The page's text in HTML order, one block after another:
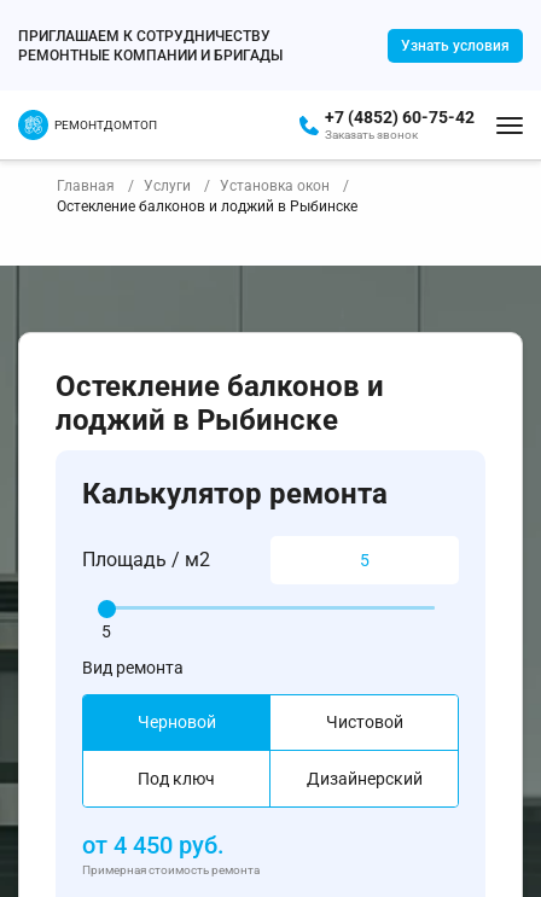
ПРИГЛАШАЕМ К СОТРУДНИЧЕСТВУ
РЕМОНТНЫЕ КОМПАНИИ И БРИГАДЫ
Узнать условия
РЕМОНТДОМТОП +7 (4852) 60-75-42
Заказать звонок
Главная Услуги
Установка окон
Остекление балконов и лоджий в Рыбинске
Остекление балконов и
лоджий в Рыбинске
Калькулятор ремонта
Площадь / м2
5
Вид ремонта
Черновой Чистовой
Под ключ Дизайнерский
от 4 450 руб.
Примерная стоимость ремонта